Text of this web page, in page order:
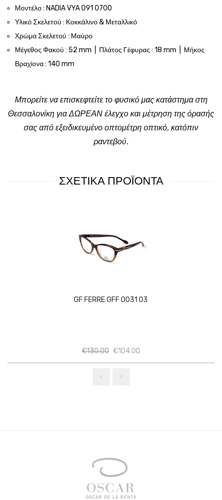
Μοντέλο : NADIA VYA 091 0700
Υλικό Σκελετού : Κοκκάλινο & Μεταλλικό
Χρώμα Σκελετού : Μαύρο
Μέγεθος Φακού : 52 mm | Πλάτος Γέφυρας : 18 mm | Μήκος
Βραχίονα : 140 mm
Μπορείτε να επισκεφτείτε το φυσικό μας κατάστημα στη
Θεσσαλονίκη για ΔΩΡΕΑΝ έλεγχο και μέτρηση της όρασής
σας από εξειδικευμένο οπτομέτρη οπτικό, κατόπιν
ραντεβού.
ΣΧΕΤΙΚΑ ΠΡΟΪΟΝΤΑ
GF FERRE GFF 0031 03
€130.00 Ποσότητα
€104.00